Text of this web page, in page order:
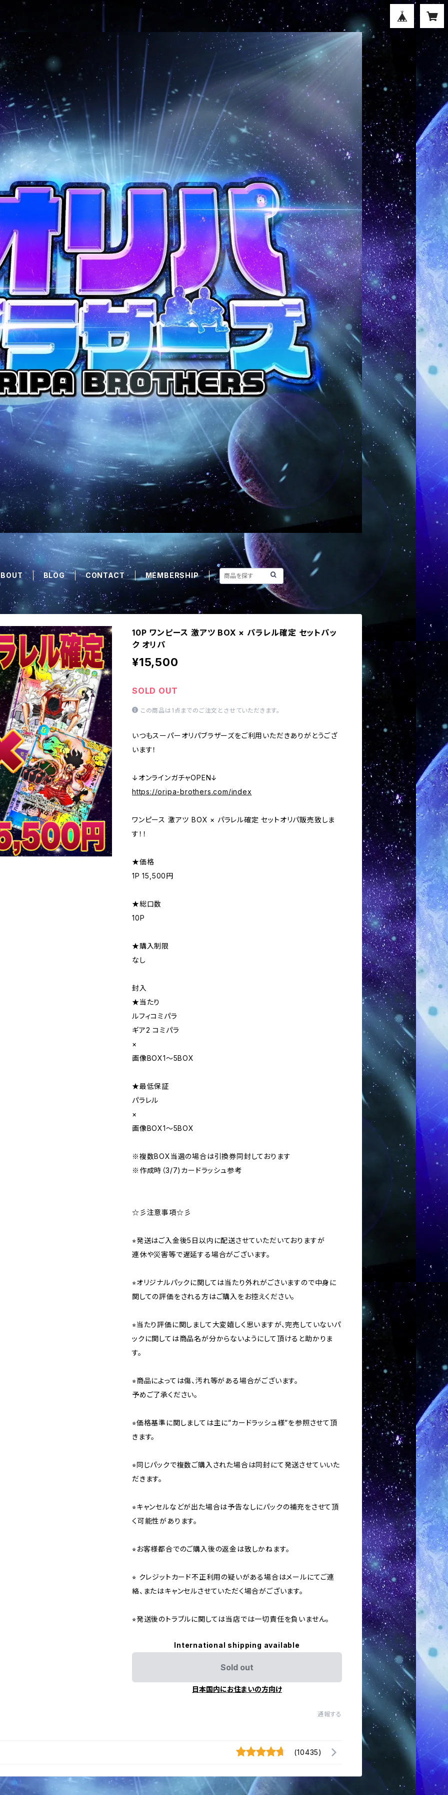
BLOG CONTACT MEMBERSHIP
10P ワンピース 激アツ BOX × パラレル確定 セットパッ
ク オリパ
¥15,500
SOLD OUT
この商品は1点までのご注文とさせていただきます。
いつもスーパーオリパブラザーズをご利用いただきありがとうござ
います！
↓オンラインガチャOPEN↓
https://oripa-brothers.com/index
ワンピース 激アツ BOX × パラレル確定 セットオリパ販売致しま
す！！
★価格
1P 15,500円
★総口数
10P
★購入制限
なし
封入
★当たり
ルフィコミパラ
ギア2 コミパラ
×
画像BOX1〜5BOX
★最低保証
パラレル
×
画像BOX1〜5BOX
※複数BOX当選の場合は引換券同封しております
※作成時（3/7)カードラッシュ参考
☆彡注意事項☆彡
⭐︎発送はご入金後5日以内に配送させていただいておりますが
連休や災害等で遅延する場合がございます。
⭐︎オリジナルパックに関しては当たり外れがごさいますので中身に
関しての評価をされる方はご購入をお控えください。
⭐︎当たり評価に関しまして大変嬉しく思いますが、完売していないパ
ックに関しては商品名が分からないようにして頂けると助かりま
す。
⭐︎商品によっては傷、汚れ等がある場合がございます。
予めご了承ください。
⭐︎価格基準に関しましては主に”カードラッシュ様”を参照させて頂
きます。
⭐︎同じパックで複数ご購入された場合は同封にて発送させていいた
だきます。
⭐︎キャンセルなどが出た場合は予告なしにパックの補充をさせて頂
く可能性があります。
⭐︎お客様都合でのご購入後の返金は致しかねます。
⭐︎ クレジットカード不正利用の疑いがある場合はメールにてご連
絡、またはキャンセルさせていただく場合がございます。
⭐︎発送後のトラブルに関しては当店では一切責任を負いません。
International shipping available
Sold out
日本国内にお住まいの方向け
通報する
(10435)